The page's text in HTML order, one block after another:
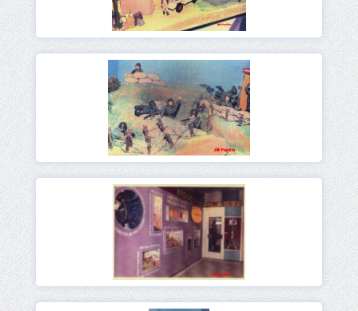
Ver
Ver
Ver